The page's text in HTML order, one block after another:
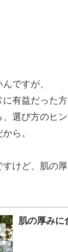
ですが、
有益だった
選び方のヒ
ら。
けど、肌の
肌の厚みに